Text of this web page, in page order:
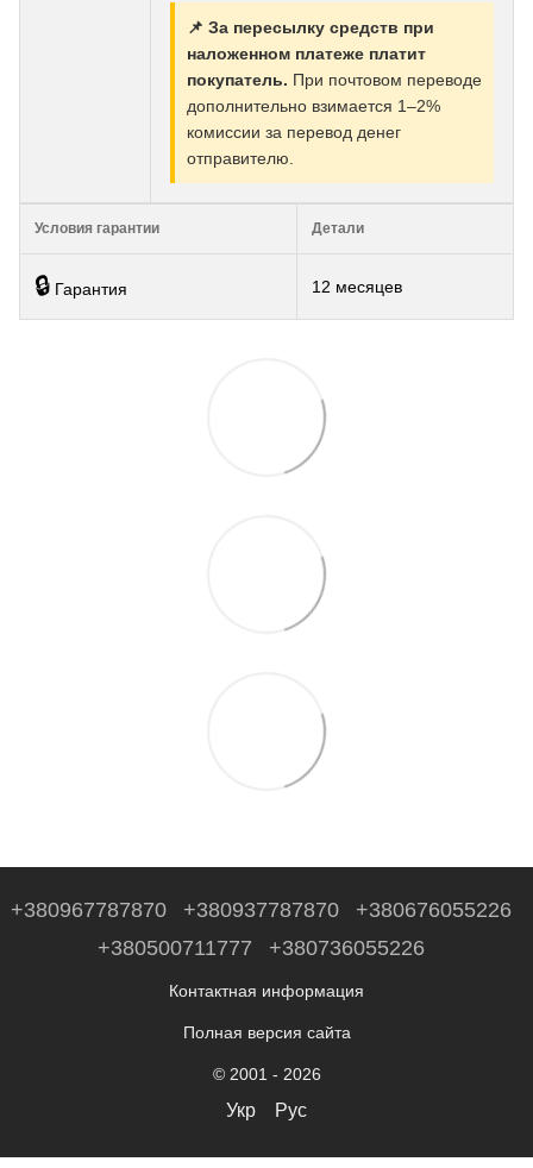
📌 За пересылку средств при
наложенном платеже платит
покупатель. При почтовом переводе
дополнительно взимается 1–2%
комиссии за перевод денег
отправителю.
Условия гарантии Детали
🔒 Гарантия 12 месяцев
+380967787870 +380937787870
+380676055226
+380500711777
+380736055226
Контактная информация
Полная версия сайта
© 2001 - 2026
Укр Рус